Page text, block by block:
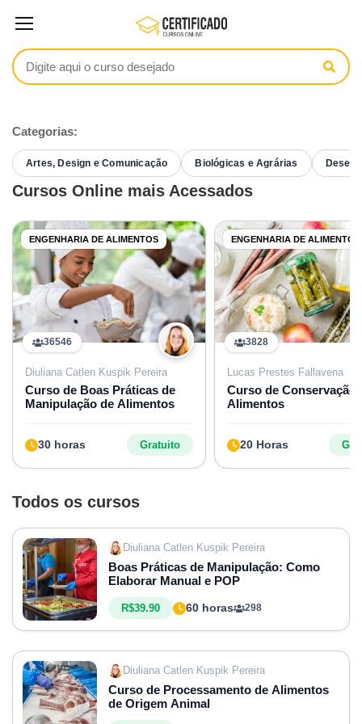
Categorias:
Artes, Design e Comunicação Biológicas e Agrárias
Cursos Online mais Acessados
ENGENHARIA DE ALIMENTOS
36546
Diuliana Catlen Kuspik Pereira
Curso de Boas Práticas de
Manipulação de Alimentos
30 horas Gratuito
ENGENHARIA DE ALIMENTOS
3828
Lucas Prestes Fallavena
Curso de Conservação
Alimentos
20 Horas
Todos os cursos
Diuliana Catlen Kuspik Pereira
Boas Práticas de Manipulação: Como
Elaborar Manual e POP
60 horas
R$39.90 298
Diuliana Catlen Kuspik Pereira
Curso de Processamento de Alimentos
de Origem Animal